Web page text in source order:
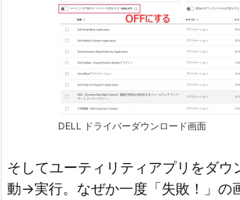
DELL ドライバーダウンロード画面
そしてユーティリティアプリをダウ
動→実行。なぜか一度「失敗！」の